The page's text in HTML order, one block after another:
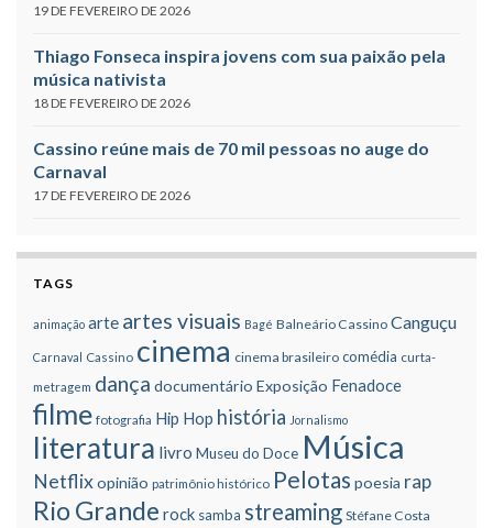
19 DE FEVEREIRO DE 2026
Thiago Fonseca inspira jovens com sua paixão pela
música nativista
18 DE FEVEREIRO DE 2026
Cassino reúne mais de 70 mil pessoas no auge do
Carnaval
17 DE FEVEREIRO DE 2026
TAGS
animação arte artes visuais Bagé Balneário Cassino Canguçu
Carnaval Cassino cinema cinema brasileiro comédia curta-
metragem dança documentário Exposição Fenadoce
filme fotografia Hip Hop história Jornalismo
literatura livro Museu do Doce Música
Netflixopinião patrimônio histórico Pelotas poesia rap
Rio Grande rock samba streaming Stéfane Costa